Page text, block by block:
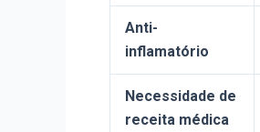
Anti-
inflamatório
Necessidade de
receita médica